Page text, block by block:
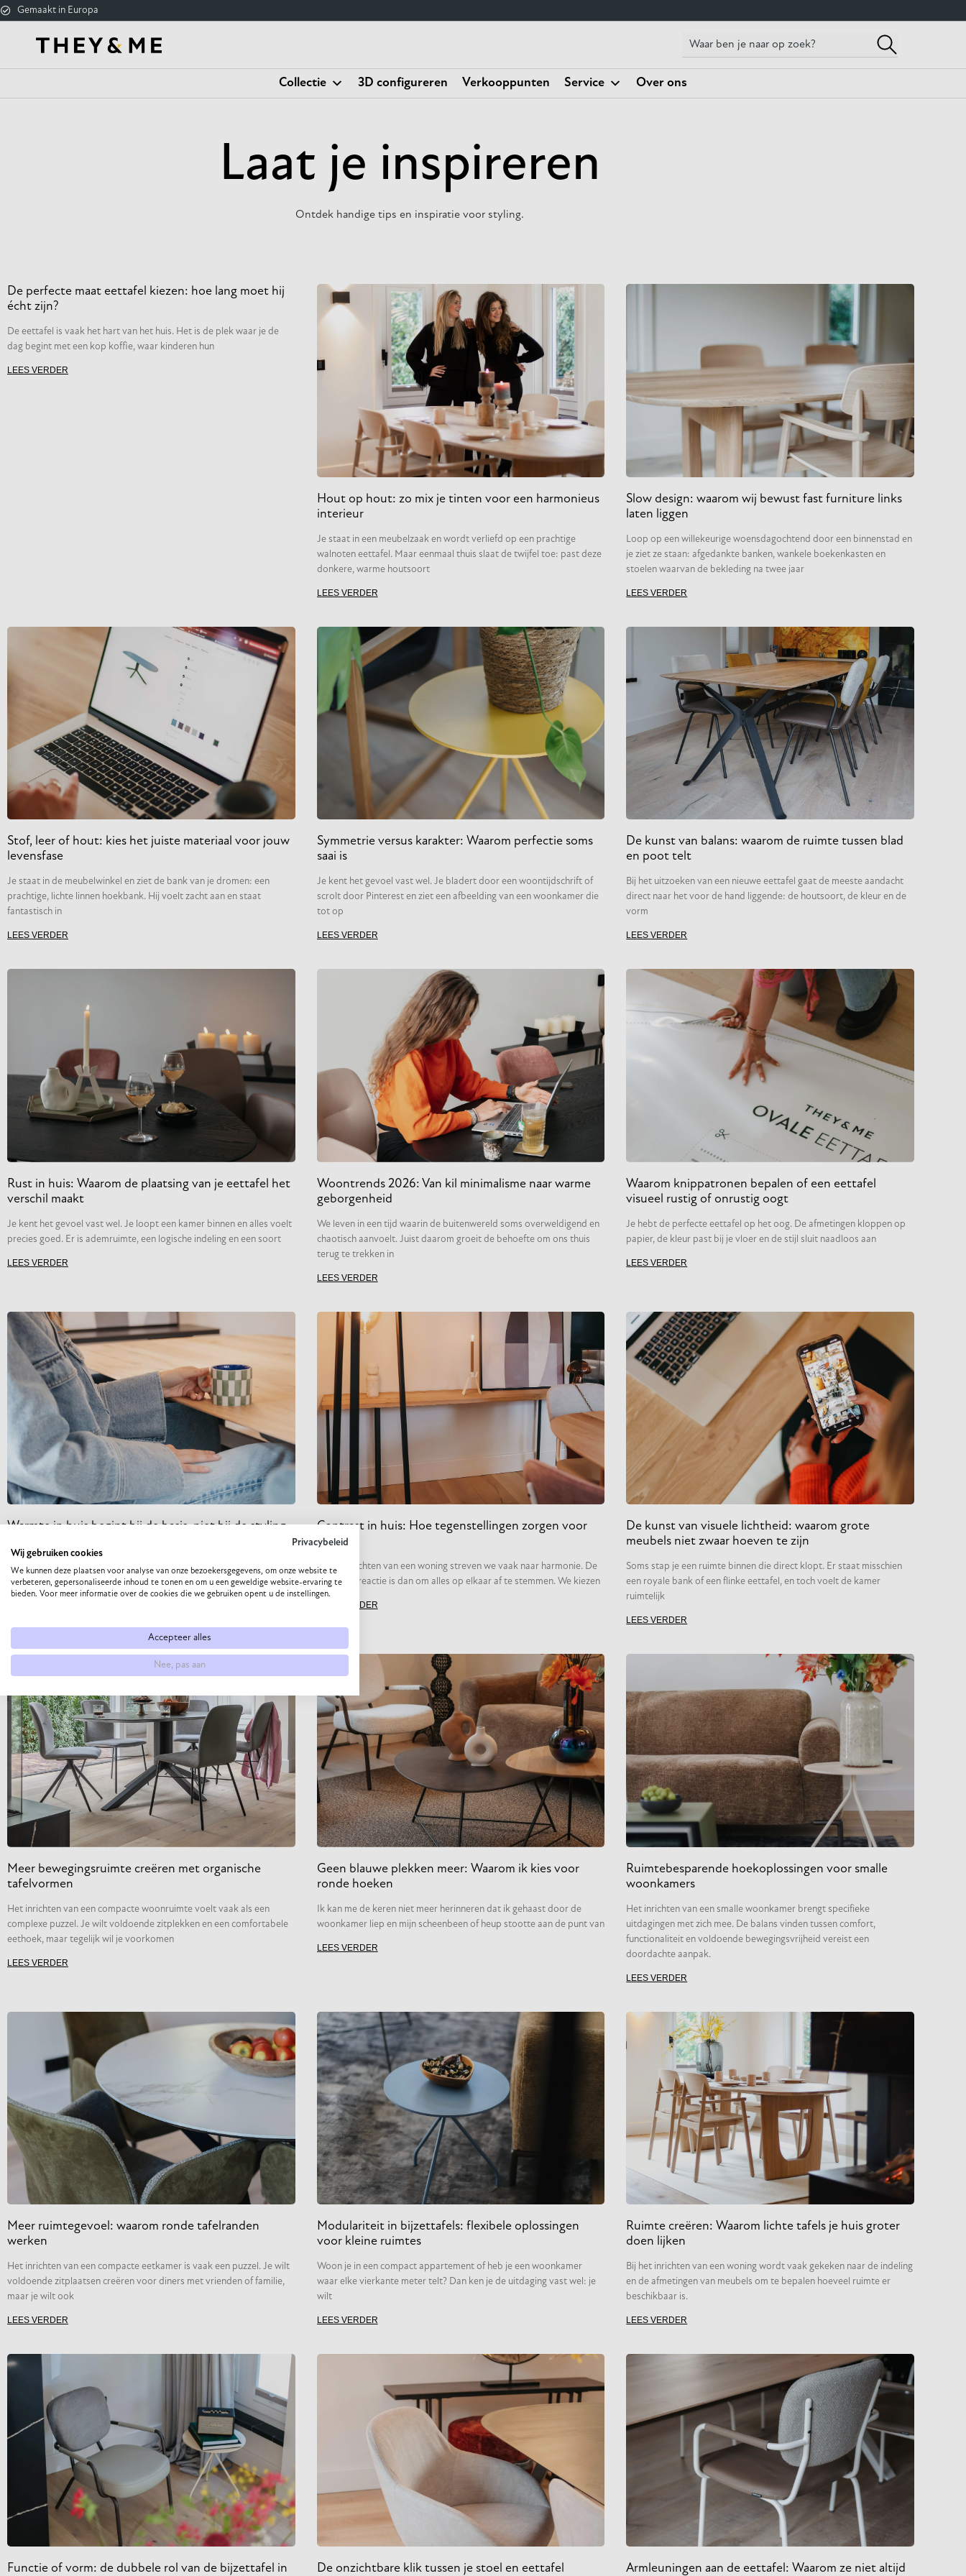
Gemaakt in Europa
Collectie 3D configureren Verkooppunten Service Over ons
Laat je inspireren
Ontdek handige tips en inspiratie voor styling.
De perfecte maat eettafel kiezen: hoe lang moet hij
écht zijn?
De eettafel is vaak het hart van het huis. Het is de plek waar je de
dag begint met een kop koffie, waar kinderen hun
LEES VERDER
Hout op hout: zo mix je tinten voor een harmonieus
interieur
Je staat in een meubelzaak en wordt verliefd op een prachtige
walnoten eettafel. Maar eenmaal thuis slaat de twijfel toe: past deze
donkere, warme houtsoort
LEES VERDER
Slow design: waarom wij bewust fast furniture links
laten liggen
Loop op een willekeurige woensdagochtend door een binnenstad en
je ziet ze staan: afgedankte banken, wankele boekenkasten en
stoelen waarvan de bekleding na twee jaar
LEES VERDER
Stof, leer of hout: kies het juiste materiaal voor jouw
levensfase
Je staat in de meubelwinkel en ziet de bank van je dromen: een
prachtige, lichte linnen hoekbank. Hij voelt zacht aan en staat
fantastisch in
LEES VERDER
Symmetrie versus karakter: Waarom perfectie soms
saai is
Je kent het gevoel vast wel. Je bladert door een woontijdschrift of
scrolt door Pinterest en ziet een afbeelding van een woonkamer die
tot op
LEES VERDER
De kunst van balans: waarom de ruimte tussen blad
en poot telt
Bij het uitzoeken van een nieuwe eettafel gaat de meeste aandacht
direct naar het voor de hand liggende: de houtsoort, de kleur en de
vorm
LEES VERDER
Rust in huis: Waarom de plaatsing van je eettafel het
verschil maakt
Je kent het gevoel vast wel. Je loopt een kamer binnen en alles voelt
precies goed. Er is ademruimte, een logische indeling en een soort
LEES VERDER
Woontrends 2026: Van kil minimalisme naar warme
geborgenheid
We leven in een tijd waarin de buitenwereld soms overweldigend en
chaotisch aanvoelt. Juist daarom groeit de behoefte om ons thuis
terug te trekken in
LEES VERDER
Waarom knippatronen bepalen of een eettafel
visueel rustig of onrustig oogt
Je hebt de perfecte eettafel op het oog. De afmetingen kloppen op
papier, de kleur past bij je vloer en de stijl sluit naadloos aan
LEES VERDER
Warmte in huis begint bij de basis, niet bij de styling
Soms loop je een ruimte binnen en voelt het meteen goed. Het is er
niet te vol, maar ook niet te leeg. Het voelt er
LEES VERDER
Contrast in huis: Hoe tegenstellingen zorgen voor
rust
Bij het inrichten van een woning streven we vaak naar harmonie. De
intuïtieve reactie is dan om alles op elkaar af te stemmen. We kiezen
LEES VERDER
De kunst van visuele lichtheid: waarom grote
meubels niet zwaar hoeven te zijn
Soms stap je een ruimte binnen die direct klopt. Er staat misschien
een royale bank of een flinke eettafel, en toch voelt de kamer
ruimtelijk
LEES VERDER
Meer bewegingsruimte creëren met organische
tafelvormen
Het inrichten van een compacte woonruimte voelt vaak als een
complexe puzzel. Je wilt voldoende zitplekken en een comfortabele
eethoek, maar tegelijk wil je voorkomen
LEES VERDER
Geen blauwe plekken meer: Waarom ik kies voor
ronde hoeken
Ik kan me de keren niet meer herinneren dat ik gehaast door de
woonkamer liep en mijn scheenbeen of heup stootte aan de punt van
LEES VERDER
Ruimtebesparende hoekoplossingen voor smalle
woonkamers
Het inrichten van een smalle woonkamer brengt specifieke
uitdagingen met zich mee. De balans vinden tussen comfort,
functionaliteit en voldoende bewegingsvrijheid vereist een
doordachte aanpak.
LEES VERDER
Meer ruimtegevoel: waarom ronde tafelranden
werken
Het inrichten van een compacte eetkamer is vaak een puzzel. Je wilt
voldoende zitplaatsen creëren voor diners met vrienden of familie,
maar je wilt ook
LEES VERDER
Modulariteit in bijzettafels: flexibele oplossingen
voor kleine ruimtes
Woon je in een compact appartement of heb je een woonkamer
waar elke vierkante meter telt? Dan ken je de uitdaging vast wel: je
wilt
LEES VERDER
Ruimte creëren: Waarom lichte tafels je huis groter
doen lijken
Bij het inrichten van een woning wordt vaak gekeken naar de indeling
en de afmetingen van meubels om te bepalen hoeveel ruimte er
beschikbaar is.
LEES VERDER
Functie of vorm: de dubbele rol van de bijzettafel in De onzichtbare klik tussen je stoel en eettafel Armleuningen aan de eettafel: Waarom ze niet altijd
Privacybeleid
Wij gebruiken cookies
We kunnen deze plaatsen voor analyse van onze bezoekersgegevens, om onze website te
verbeteren, gepersonaliseerde inhoud te tonen en om u een geweldige website-ervaring te
bieden. Voor meer informatie over de cookies die we gebruiken opent u de instellingen.
Accepteer alles
Nee, pas aan